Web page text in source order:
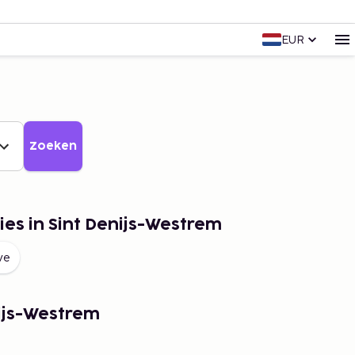
EUR
Zoeken
in Sint Denijs-Westrem
Westrem